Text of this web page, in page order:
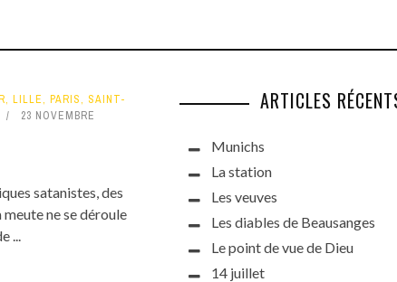
, LILLE, PARIS, SAINT-
23 NOVEMBRE
satanistes, des
ne se déroule
...
ARTICLES
Munichs
La station
Les veuves
Les diables de Beausanges
Le point de vue de Dieu
14 juillet